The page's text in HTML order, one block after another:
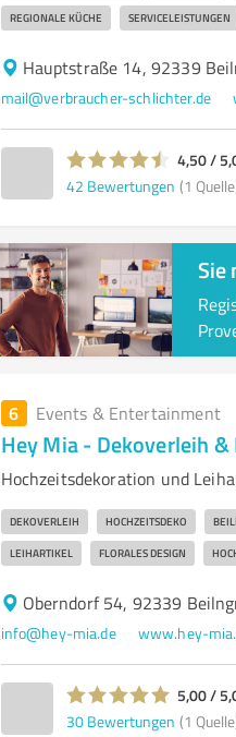
REGIONALE KÜCHE SERVICELEISTUNGEN
Hauptstraße 14, 92339
mail@verbraucher-schlichter.de
4,50 /
42 Bewertungen (1
Sie
6 Events & Entertainment
Hey Mia - Dekoverleih
Hochzeitsdekoration und
DEKOVERLEIH HOCHZEITSDEKO
LEIHARTIKEL FLORALES DESIGN
Oberndorf 54, 92339
info@hey-mia.de www.hey-
5,00 /
30 Bewertungen (1